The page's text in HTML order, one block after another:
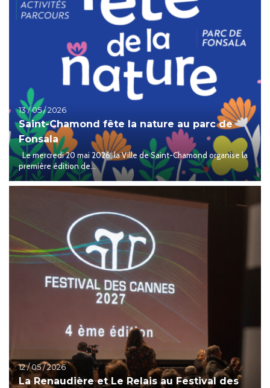
13 / 05 / 2026
Saint-Chamond fête la nature au parc de
Fonsala
Le mercredi 20 mai 2026, la Ville de Saint-Chamond organise la
première édition de...
12 / 05 / 2026
La Renaudière et Le Relais au Festival des